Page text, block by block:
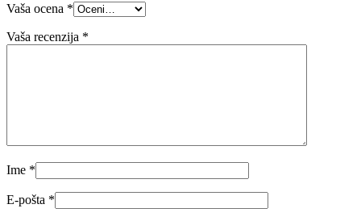
Vaša ocena *
Vaša recenzija *
Ime *
E-pošta *